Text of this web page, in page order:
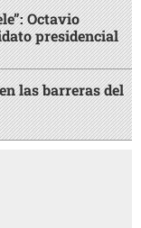
Octavio
presidencial
las barreras del